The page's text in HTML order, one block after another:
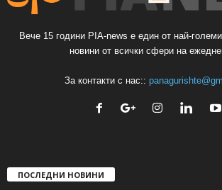
Вече 15 години PIA-news е един от най-
новини от всички сфери на
За контакти с нас::
ПОСЛЕДНИ НОВИНИ